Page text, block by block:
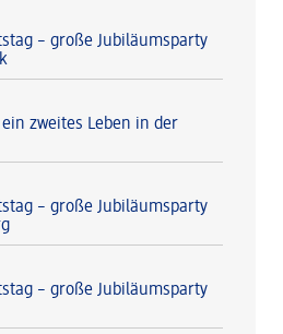
– große Jubiläumsparty
zweites Leben in der
– große Jubiläumsparty
– große Jubiläumsparty